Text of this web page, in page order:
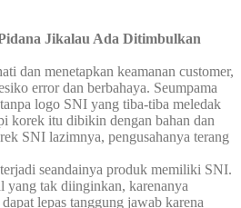
Jikalau Ada Ditimbulkan
dan menetapkan keamanan customer,
error dan berbahaya. Seumpama
logo SNI yang tiba-tiba meledak
korek itu dibikin dengan bahan dan
SNI lazimnya, pengusahanya terang
seandainya produk memiliki SNI.
yang tak diinginkan, karenanya
lepas tanggung jawab karena